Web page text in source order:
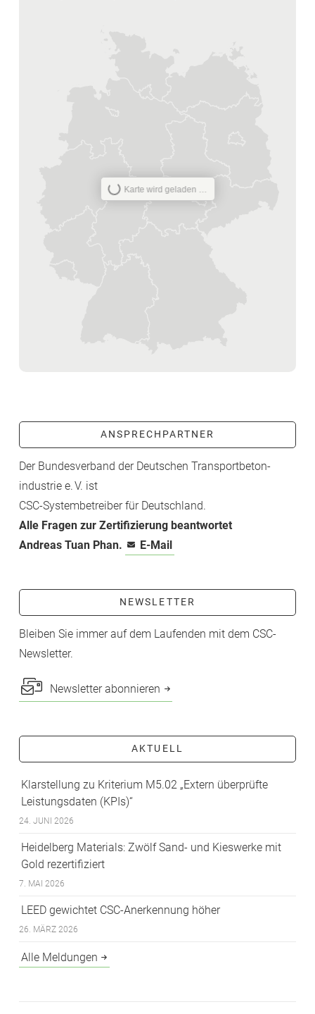
Karte wird geladen …
ANSPRECHPARTNER
Der Bundesverband der Deutschen Transport­beton­
industrie e. V. ist
CSC-­Systembetreiber für Deutschland.
Alle Fragen zur Zertifizierung beantwortet
Andreas Tuan Phan.
E-Mail
NEWSLETTER
Bleiben Sie immer auf dem Laufenden mit dem CSC-
Newsletter.
Newsletter abonnieren
AKTUELL
Klarstellung zu Kriterium M5.02 „Extern überprüfte
Leistungsdaten (KPIs)“
24. JUNI 2026
Heidelberg Materials: Zwölf Sand- und Kieswerke mit
Gold rezertifiziert
7. MAI 2026
LEED gewichtet CSC-Anerkennung höher
26. MÄRZ 2026
Alle Meldungen